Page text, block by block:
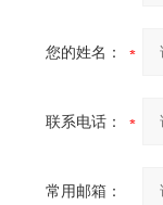
您的姓名：
联系电话：
常用邮箱：